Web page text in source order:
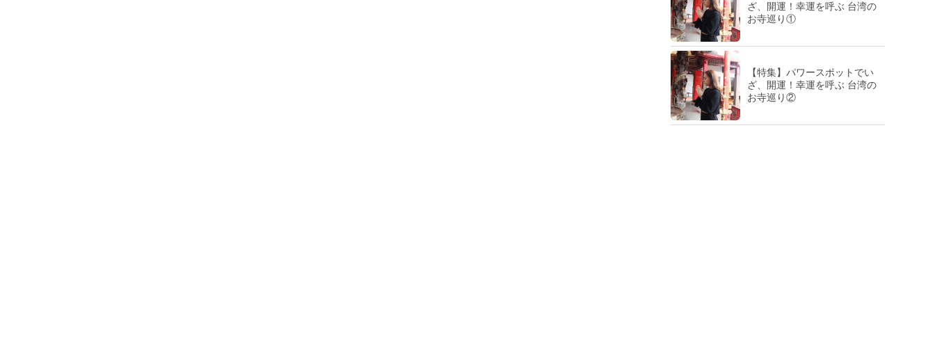
ざ、開運！幸運を呼ぶ 台湾の
お寺巡り①
【特集】パワースポットでい
ざ、開運！幸運を呼ぶ 台湾の
お寺巡り②